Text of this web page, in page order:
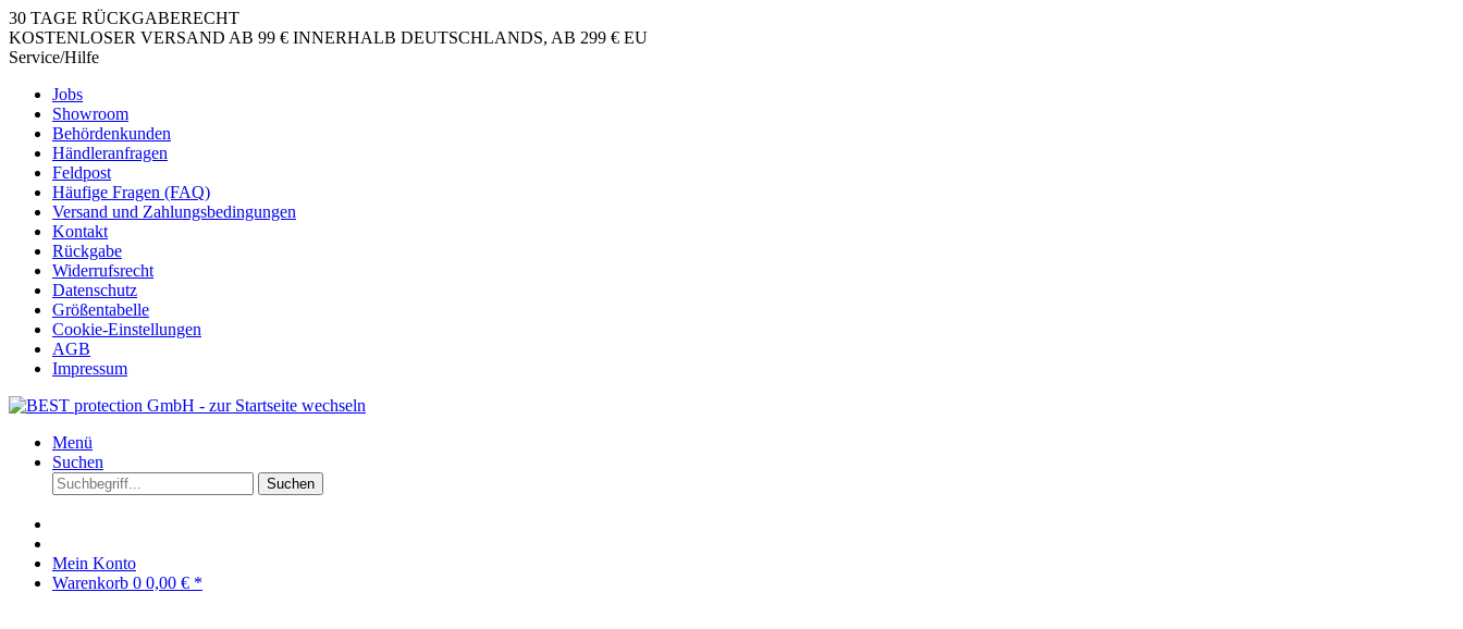
30 TAGE RÜCKGABERECHT
KOSTENLOSER VERSAND AB 99 € INNERHALB DEUTSCHLANDS, AB 299 € EU
Service/Hilfe
Jobs
Showroom
Behördenkunden
Händleranfragen
Feldpost
Häufige Fragen (FAQ)
Versand und Zahlungsbedingungen
Kontakt
Rückgabe
Widerrufsrecht
Datenschutz
Größentabelle
Cookie-Einstellungen
AGB
Impressum
Menü
Suchen
Suchen
Mein Konto
Warenkorb 0 0,00 € *